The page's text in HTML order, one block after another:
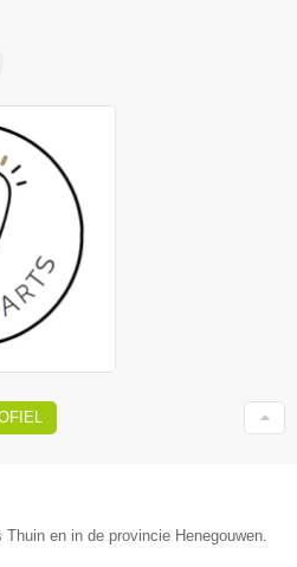
en in de provincie Henegouwen.